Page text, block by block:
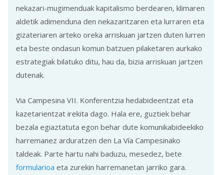
nekazari-mugimenduak kapitalismo berdearen, klimaren
aldetik adimenduna den nekazaritzaren eta lurraren eta
gizateriaren arteko oreka arriskuan jartzen duten lurren
eta beste ondasun komun batzuen pilaketaren aurkako
estrategiak bilatuko ditu, hau da, bizia arriskuan jartzen
dutenak.
Via Campesina VII. Konferentzia hedabideentzat eta
kazetarientzat irekita dago. Hala ere, guztiek behar
bezala egiaztatuta egon behar dute komunikabideekiko
harremanez arduratzen den La Vía Campesinako
taldeak. Parte hartu nahi baduzu, mesedez, bete
formularioa eta zurekin harremanetan jarriko gara.